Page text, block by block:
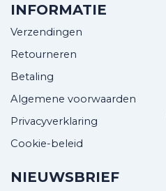
INFORMATIE
Verzendingen
Retourneren
Betaling
Algemene voorwaarden
Privacyverklaring
Cookie-beleid
NIEUWSBRIEF